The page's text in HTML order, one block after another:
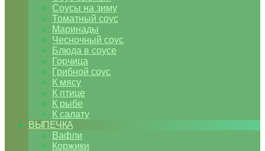
Соусы на зиму
Томатный соус
Маринады
Чесночный соус
Блюда в соусе
Горчица
Грибной соус
К мясу
К птице
К рыбе
К салату
ВЫПЕЧКА
Вафли
Коржики